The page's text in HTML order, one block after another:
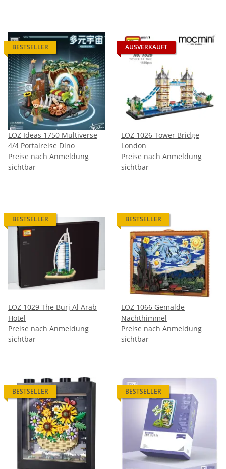
BESTSELLER
LOZ Ideas 1750 Multiverse
4/4 Portalreise Dino
Preise nach Anmeldung
sichtbar
AUSVERKAUFT
LOZ 1026 Tower Bridge
London
Preise nach Anmeldung
sichtbar
BESTSELLER
LOZ 1029 The Burj Al Arab
Hotel
Preise nach Anmeldung
sichtbar
BESTSELLER
LOZ 1066 Gemälde
Nachthimmel
Preise nach Anmeldung
sichtbar
BESTSELLER BESTSELLER